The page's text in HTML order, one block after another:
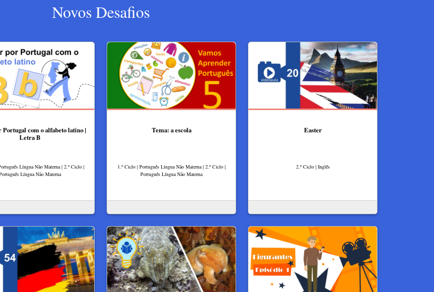
Novos Desafios
com o alfabeto latino |
Letra B
Língua Não Materna | 2.º Ciclo |
Língua Não Materna
Tema: a escola
1.º Ciclo | Português Língua Não Materna | 2.º Ciclo |
Português Língua Não Materna
Easter
2.º Ciclo | Inglês